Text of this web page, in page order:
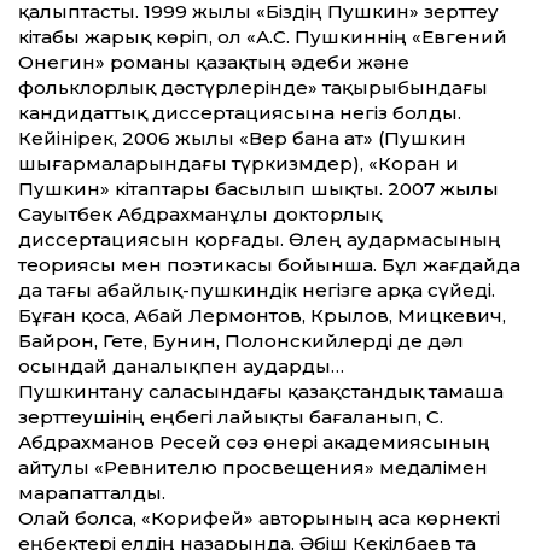
қалыптасты. 1999 жылы «Біздің Пушкин» зерттеу
кітабы жарық көріп, ол «А.С. Пушкиннің «Евгений
Онегин» романы қазақтың әдеби және
фольклорлық дәстүрлерінде» тақырыбындағы
кандидаттық диссертациясына негіз болды.
Кейінірек, 2006 жылы «Вер бана ат» (Пушкин
шығармаларындағы түркизмдер), «Коран и
Пушкин» кітаптары басылып шықты. 2007 жылы
Сауытбек Абдрахманұлы докторлық
диссертациясын қорғады. Өлең аудармасының
теориясы мен поэтикасы бойынша. Бұл жағдайда
да тағы абайлық-пушкиндік негізге арқа сүйеді.
Бұған қоса, Абай Лермонтов, Крылов, Мицкевич,
Байрон, Гете, Бунин, Полонскийлерді де дәл
осындай даналықпен аударды…
Пушкинтану саласындағы қазақ­стандық тамаша
зерттеушінің еңбегі лайықты бағаланып, С.
Абдрахманов Ресей сөз өнері академиясының
айтулы «Ревнителю просвещения» медалімен
марапатталды.
Олай болса, «Корифей» авторының аса көрнекті
еңбектері елдің назарында. Әбіш Кекілбаев та